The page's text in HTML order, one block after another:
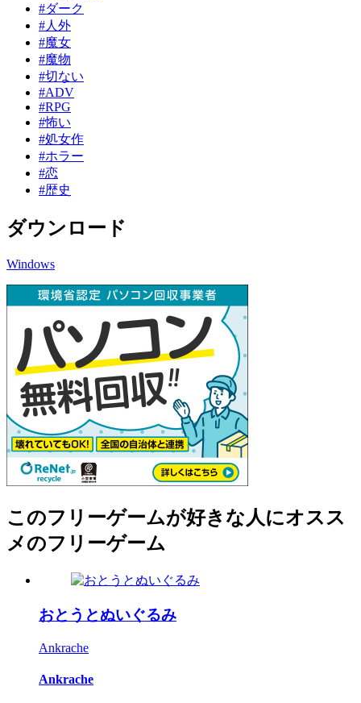
#ダーク
#人外
#魔女
#魔物
#切ない
#ADV
#RPG
#怖い
#処女作
#ホラー
#恋
#歴史
ダウンロード
Windows
このフリーゲームが好きな人にオスス
メのフリーゲーム
おとうとぬいぐるみ
Ankrache
Ankrache